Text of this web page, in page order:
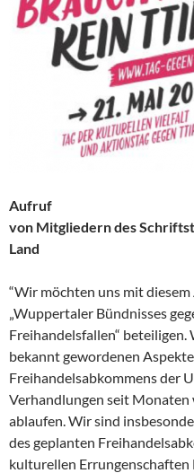
Aufruf
von Mitgliedern des
Land
“Wir möchten uns mit
„Wuppertaler Bündnisses
Freihandelsfallen“ beteiligen.
bekannt gewordenen
Freihandelsabkommens der
Verhandlungen seit
ablaufen. Wir sind
des geplanten
kulturellen Errungenschaften